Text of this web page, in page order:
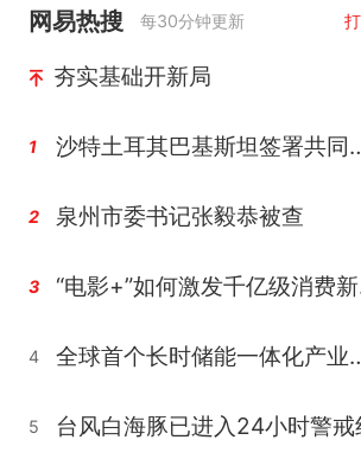
网易热搜 每30分钟更新
夯实基础开新局
1 沙特土耳其巴
2 泉州市委书记张毅恭被查
3 “电
4 全球首个长
5 台风白海豚已进入24小时警戒